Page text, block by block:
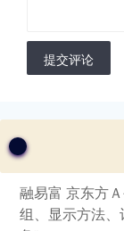
提交评论
融易富 京东方
组、显示方法